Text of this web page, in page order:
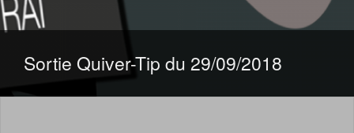
ALLER AU CONTENU
Sortie Quiver-Tip du 29/09/2018